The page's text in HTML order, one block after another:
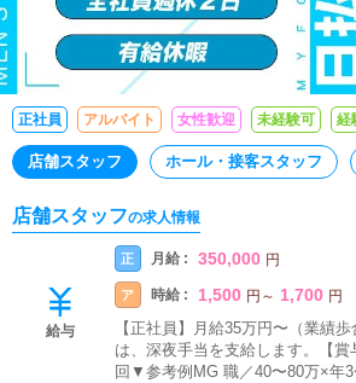
正社員 アルバイト 女性歓迎 未経験可 経
店舗スタッフ ホール・接客スタッフ
店舗スタッフの求人情報
給与
正 月給 : 350,000 円
ア 時給 : 1,500 円 ～ 1,700 円
【正社員】月給35万円〜（業績
は、深夜手当を支給します。【
回▼参考例MG 職／40〜80万×年